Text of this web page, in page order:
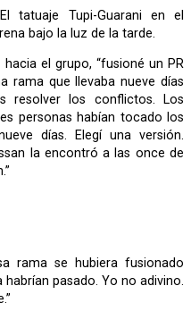
bajo la luz de la tarde.
rama que llevaba nueve días
resolver los conflictos. Los
personas habían tocado los
días. Elegí una versión.
la encontró a las once de
pasado. Yo no adivino.